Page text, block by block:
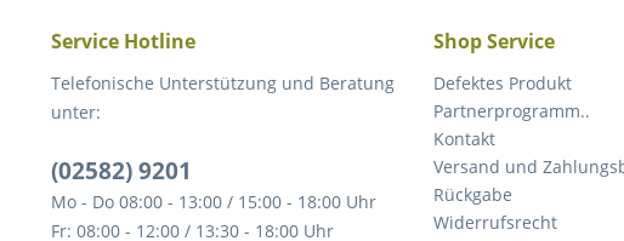
Service Hotline
Telefonische Unterstützung und Beratung
unter:
(02582) 9201
Mo - Do 08:00 - 13:00 / 15:00 - 18:00 Uhr
Fr: 08:00 - 12:00 / 13:30 - 18:00 Uhr
Shop Service
Defektes Produkt
Partnerprogramm..
Kontakt
Versand und
Rückgabe
Widerrufsrecht